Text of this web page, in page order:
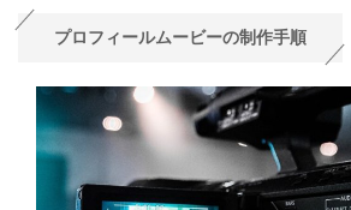
プロフィールムービーの制作手順